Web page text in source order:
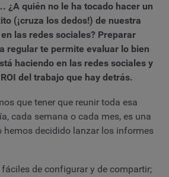
¿A quién no le ha tocado hacer un
(¡cruza los dedos!) de nuestra
las redes sociales? Preparar
regular te permite evaluar lo bien
haciendo en las redes sociales y
del trabajo que hay detrás.
que tener que reunir toda esa
cada semana o cada mes, es una
hemos decidido lanzar los informes
de configurar y de compartir;